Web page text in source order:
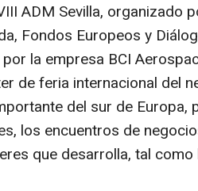
ADM Sevilla, organizado
Fondos Europeos y
la empresa BCI
de feria internacional del
del sur de Europa,
los encuentros de
que desarrolla, tal